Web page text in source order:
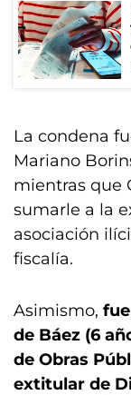
La condena
Mariano
mientras que
sumarle a la
asociación
fiscalía.
Asimismo,
de Báez (6
de Obras
extitular de